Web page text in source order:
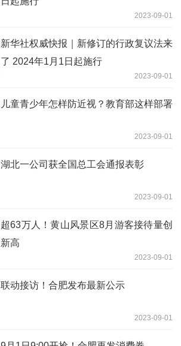
2023-09-01
新华社权威快报｜新修订的行政复议法来
了 2024年1月1日起施行
2023-09-01
儿童青少年怎样防近视？教育部这样部署
2023-09-01
湖北一公司获全国总工会通报表彰
2023-09-01
超63万人！黄山风景区8月游客接待量创
新高
2023-09-01
联动接访！合肥发布最新公示
2023-09-01